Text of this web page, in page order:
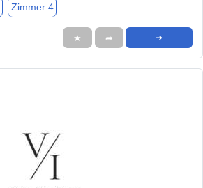
Zimmer 4
★ ➦ ➜